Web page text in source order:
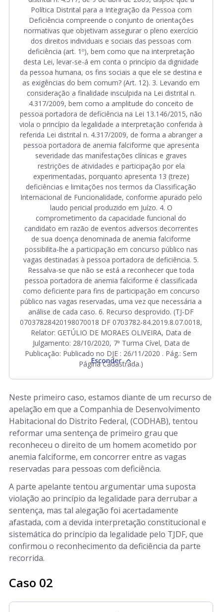
Política Distrital para a Integração da Pessoa com
Deficiência compreende o conjunto de orientações
normativas que objetivam assegurar o pleno exercício
dos direitos individuais e sociais das pessoas com
deficiência (art. 1º), bem como que na interpretação
desta Lei, levar-se-á em conta o princípio da dignidade
da pessoa humana, os fins sociais a que ele se destina e
as exigências do bem comum? (Art. 12). 3. Levando em
consideração a finalidade insculpida na Lei distrital n.
4.317/2009, bem como a amplitude do conceito de
pessoa portadora de deficiência na Lei 13.146/2015, não
viola o princípio da legalidade a interpretação conferida à
referida Lei distrital n. 4.317/2009, de forma a abranger a
pessoa portadora de anemia falciforme que apresenta
severidade das manifestações clínicas e graves
restrições de atividades e participação por ela
experimentadas, porquanto apresenta 13 (treze)
deficiências e limitações nos termos da Classificação
Internacional de Funcionalidade, conforme apurado pelo
laudo pericial produzido em Juízo. 4. O
comprometimento da capacidade funcional do
candidato em razão de eventos adversos decorrentes
de sua doença denominada de anemia falciforme
possibilita-lhe a participação em concurso público nas
vagas destinadas à pessoa portadora de deficiência. 5.
Ressalva-se que não se está a reconhecer que toda
pessoa portadora de anemia falciforme é classificada
como deficiente para fins de participação em concurso
público nas vagas reservadas, uma vez que necessária a
análise de cada caso. 6. Recurso desprovido. (TJ-DF
07037828420198070018 DF 0703782-84.2019.8.07.0018,
Relator: GETÚLIO DE MORAES OLIVEIRA, Data de
Julgamento: 28/10/2020, 7ª Turma Cível, Data de
Publicação: Publicado no DJE : 26/11/2020 . Pág.: Sem
Página Cadastrada.)
Neste primeiro caso, estamos diante de um recurso de
apelação em que a Companhia de Desenvolvimento
Habitacional do Distrito Federal, (CODHAB), tentou
reformar uma sentença de primeiro grau que
reconheceu o direito de um homem acometido por
anemia falciforme, em concorrer entre as vagas
reservadas para pessoas com deficiência.
A parte apelante tentou argumentar uma suposta
violação ao princípio da legalidade para derrubar a
sentença, mas tal alegação foi acertadamente
afastada, com a devida interpretação constitucional e
sistemática do princípio da legalidade pelo TJDF, que
confirmou o reconhecimento da deficiência da parte
recorrida.
Caso 02